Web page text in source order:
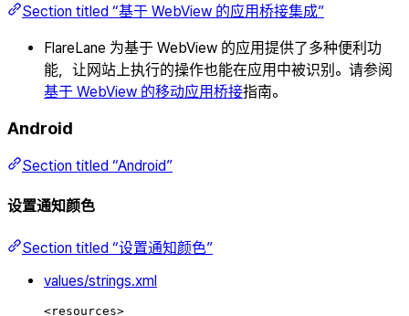
Section titled “基于 WebView 的应用桥接集成”
FlareLane 为基于 WebView 的应用提供了多种便利功
能，让网站上执行的操作也能在应用中被识别。请参阅
基于 WebView 的移动应用桥接指南。
Android
Section titled “Android”
设置通知颜色
Section titled “设置通知颜色”
values/strings.xml
<resources>